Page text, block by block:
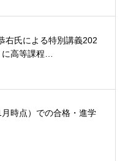
右氏による特別講義202
高等課程…
時点）での合格・進学